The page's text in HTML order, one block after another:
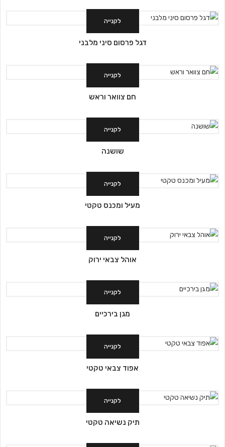
לקנייה
דגל פרסום סיני מלבני
לקנייה
חם צוואר וראש
לקנייה
שושנה
לקנייה
מעיל ומכנס טקטי
לקנייה
אוהל צבאי ירוק
לקנייה
מגן בירכיים
לקנייה
אפוד צבאי טקטי
לקנייה
תיק נשיאה טקטי